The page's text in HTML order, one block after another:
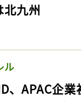
九州
ル
、APAC企